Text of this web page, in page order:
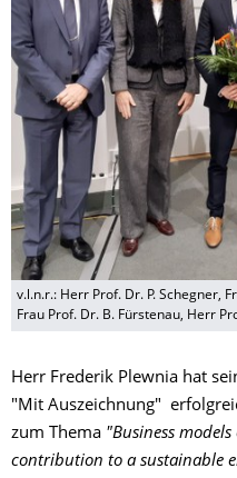
v.l.n.r.: Herr Prof. Dr. P. Schegner,
Frau Prof. Dr. B. Fürstenau, Herr
Herr Frederik Plewnia hat
"Mit Auszeichnung"
zum Thema "Business
contribution to a sustainable